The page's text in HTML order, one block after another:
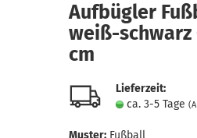
Aufbügler
weiß-schwarz
cm
Lieferzeit:
ca. 3-5 Tage
Muster: Fußball